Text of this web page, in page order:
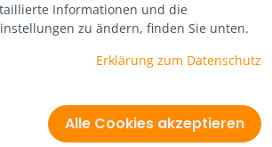
Informationen und die
zu ändern, finden Sie unten.
Erklärung zum Datenschutz
Alle Cookies akzeptieren